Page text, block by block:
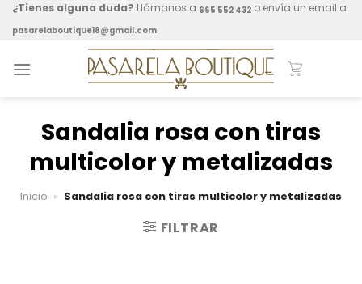
Skip¿Tienes alguna duda? Llámanos a 665 552 432 o envía un email a
pasarelaboutique18@gmail.com
Sandalia rosa con tiras
multicolor y metalizadas
Inicio » Sandalia rosa con tiras multicolor y metalizadas
FILTRAR